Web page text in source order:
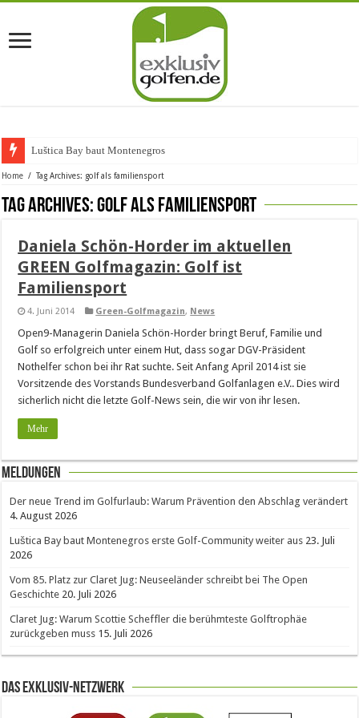
Luštica Bay baut Montenegros er
Home / Tag Archives: golf als familiensport
Tag Archives:golf als familiensport
Daniela Schön-Horder im aktuellen
GREEN Golfmagazin: Golf ist
Familiensport
4. Juni 2014 Green-Golfmagazin, News
Open9-Managerin Daniela Schön-Horder bringt Beruf, Familie und
Golf so erfolgreich unter einem Hut, dass sogar DGV-Präsident
Nothelfer schon bei ihr Rat suchte. Seit Anfang April 2014 ist sie
Vorsitzende des Vorstands Bundesverband Golfanlagen e.V.. Dies wird
sicherlich nicht die letzte Golf-News sein, die wir von ihr lesen.
Mehr
Meldungen
Der neue Trend im Golfurlaub: Warum Prävention den Abschlag verändert
4. August 2026
Luštica Bay baut Montenegros erste Golf-Community weiter aus 23. Juli
2026
Vom 85. Platz zur Claret Jug: Neuseeländer schreibt bei The Open
Geschichte 20. Juli 2026
Claret Jug: Warum Scottie Scheffler die berühmteste Golftrophäe
zurückgeben muss 15. Juli 2026
Das Exklusiv-Netzwerk